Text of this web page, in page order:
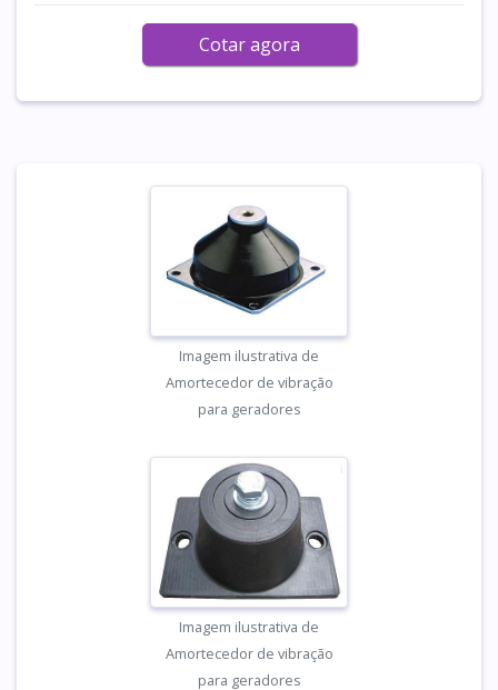
Cotar agora
Imagem ilustrativa de
Amortecedor de vibração
para geradores
Imagem ilustrativa de
Amortecedor de vibração
para geradores